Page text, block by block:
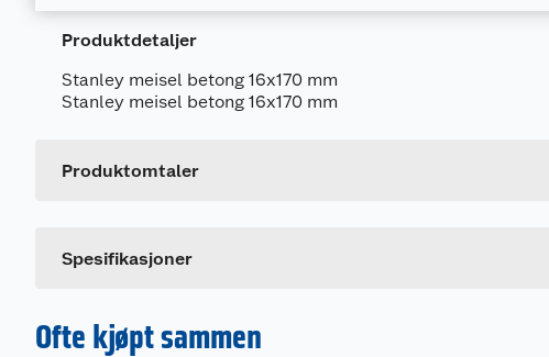
Produktdetaljer
Stanley meisel betong 16x170 mm
Stanley meisel betong 16x170 mm
Produktomtaler
Spesifikasjoner
Generelt
Leverandørens artikkelnummer
Ofte kjøpt sammen